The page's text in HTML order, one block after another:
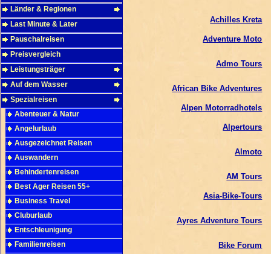
Länder & Regionen
Last Minute & Later
Pauschalreisen
Preisvergleich
Leistungsträger
Auf dem Wasser
Spezialreisen
Abenteuer & Natur
Angelurlaub
Ausgezeichnet Reisen
Auswandern
Behindertenreisen
Best Ager Reisen 55+
Business Travel
Cluburlaub
Entschleunigung
Familienreisen
Achilles Kreta
Adventure Moto
Admo Tours
African Bike Adventures
Alpen Motorradhotels
Alpertours
Almoto
AM Tours
Asia-Bike-Tours
Ayres Adventure Tours
Bike Forum